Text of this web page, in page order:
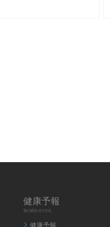
健康予報
BioWeather
 健康予報